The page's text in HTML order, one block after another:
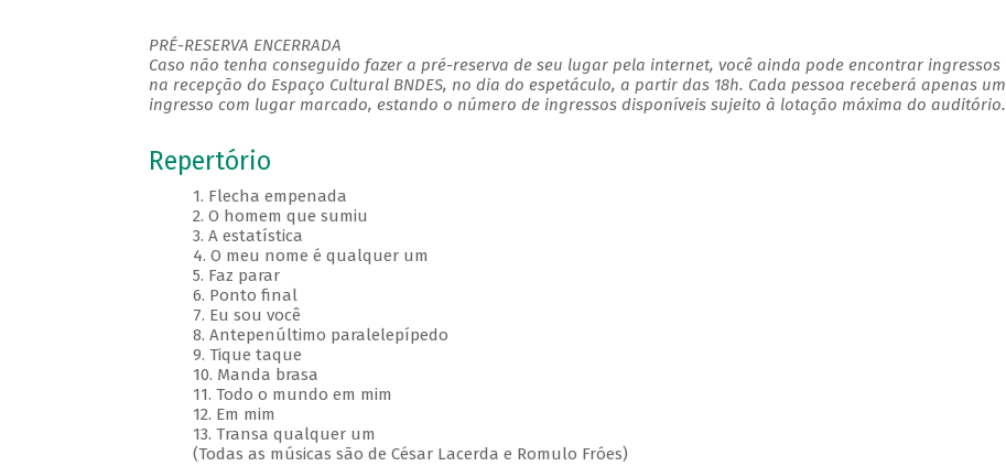
PRÉ-RESERVA ENCERRADA
Caso não tenha conseguido fazer a pré-reserva de seu lugar pela internet, você ainda pode encontrar ingressos
na recepção do Espaço Cultural BNDES, no dia do espetáculo, a partir das 18h. Cada pessoa receberá apenas um
ingresso com lugar marcado, estando o número de ingressos disponíveis sujeito à lotação máxima do auditório.
Repertório
1. Flecha empenada
2. O homem que sumiu
3. A estatística
4. O meu nome é qualquer um
5. Faz parar
6. Ponto final
7. Eu sou você
8. Antepenúltimo paralelepípedo
9. Tique taque
10. Manda brasa
11. Todo o mundo em mim
12. Em mim
13. Transa qualquer um
(Todas as músicas são de César Lacerda e Romulo Fróes)